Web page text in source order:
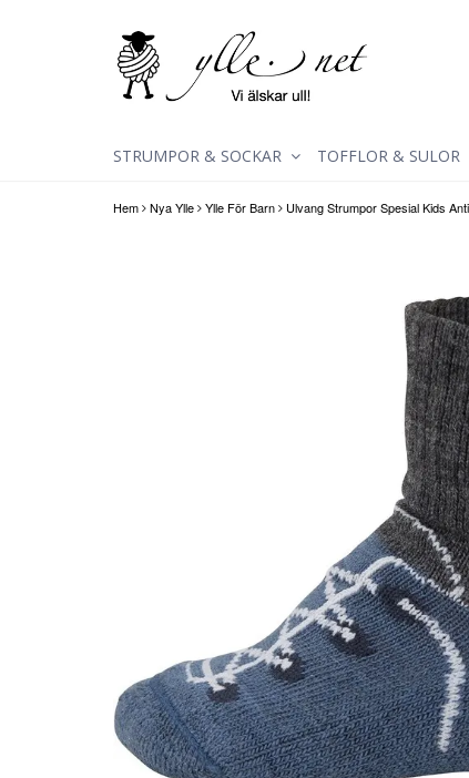
Hem Nya Ylle Ylle För Barn Ulvang Strumpor Spesial Kids
STRUMPOR & SOCKAR TOFFLOR & SULOR